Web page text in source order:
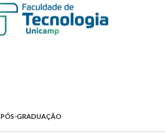
PÓS-GRADUAÇÃO